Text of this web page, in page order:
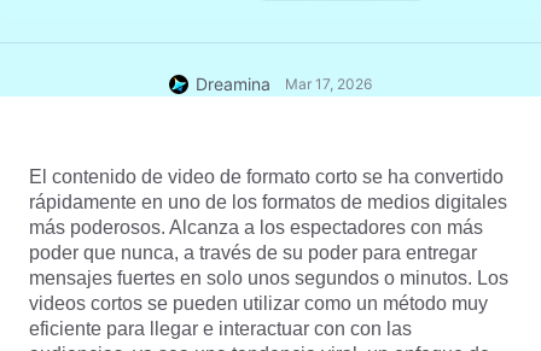
Dreamina Mar 17, 2026
El contenido de video de formato corto se ha convertido
rápidamente en uno de los formatos de medios digitales
más poderosos. Alcanza a los espectadores con más
poder que nunca, a través de su poder para entregar
mensajes fuertes en solo unos segundos o minutos. Los
videos cortos se pueden utilizar como un método muy
eficiente para llegar e interactuar con con las